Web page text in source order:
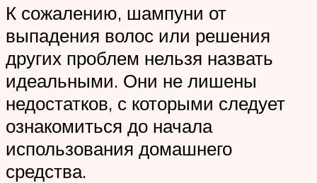
К сожалению, шампуни от
выпадения волос или решения
других проблем нельзя назвать
идеальными. Они не лишены
недостатков, с которыми следует
ознакомиться до начала
использования домашнего
средства.